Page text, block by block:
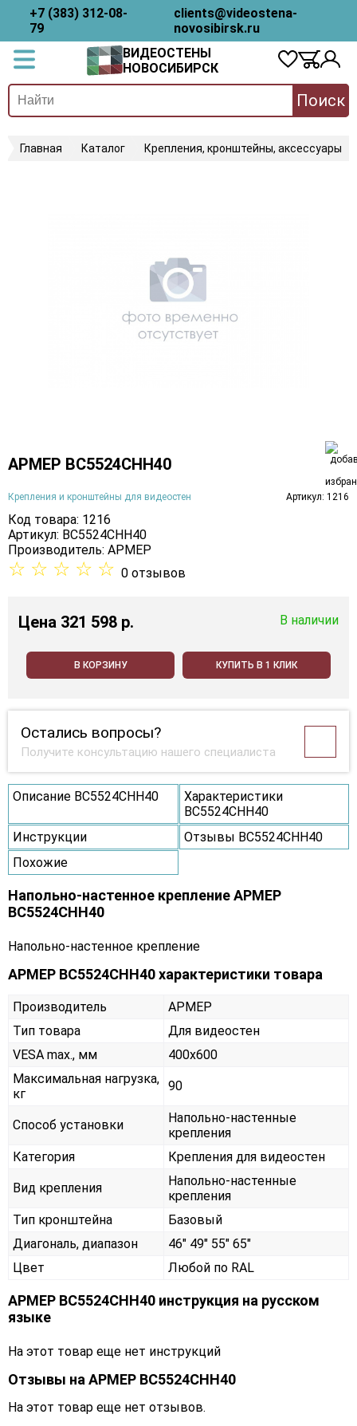
+7 (383) 312-08-
79
clients@videostena-
novosibirsk.ru
ВИДЕОСТЕНЫ
НОВОСИБИРСК
Поиск
Главная Каталог Крепления, кронштейны, аксессуары
АРМЕР ВС5524СНН40
Крепления и кронштейны для видеостен Артикул: 1216
Код товара: 1216
Артикул: ВС5524СНН40
Производитель: АРМЕР
☆ ☆ ☆ ☆ ☆ 0 отзывов
Цена 321 598 p. В наличии
В КОРЗИНУ КУПИТЬ В 1 КЛИК
Остались вопросы?
Получите консультацию нашего специалиста
Описание ВС5524СНН40
Характеристики
ВС5524СНН40
Инструкции
Отзывы ВС5524СНН40
Похожие
Напольно-настенное крепление АРМЕР
ВС5524СНН40
Напольно-настенное крепление
АРМЕР ВС5524СНН40 характеристики товара
Производитель
АРМЕР
Тип товара
Для видеостен
VESA max., мм
400х600
Максимальная нагрузка,
кг
90
Способ установки
Напольно-настенные
крепления
Категория
Крепления для видеостен
Вид крепления
Напольно-настенные
крепления
Тип кронштейна
Базовый
Диагональ, диапазон
46" 49" 55" 65"
Цвет
Любой по RAL
АРМЕР ВС5524СНН40 инструкция на русском
языке
На этот товар еще нет инструкций
Отзывы наАРМЕР ВС5524СНН40
На этот товар еще нет отзывов.